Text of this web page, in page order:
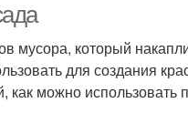
мусора, который
для создания
можно использовать